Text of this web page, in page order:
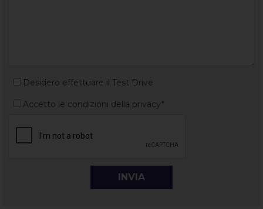
Desidero effettuare il Test Drive
Accetto le condizioni della privacy*